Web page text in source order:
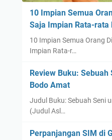
10 Impian Semua
Saja Impian Rata-rata
10 Impian Semua Orang
Impian Rata-r…
Review Buku:
Bodo Amat
Judul Buku: Sebuah Seni
(Judul Asl…
Perpanjangan SIM di